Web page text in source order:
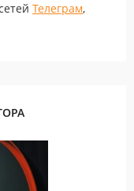
Телеграм,